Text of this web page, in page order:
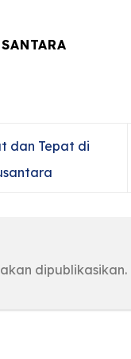
dan Tepat di
dipublikasikan.